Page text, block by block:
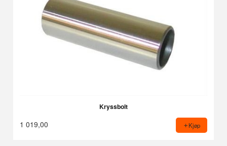
Kryssbolt
1 019,00 Kjøp